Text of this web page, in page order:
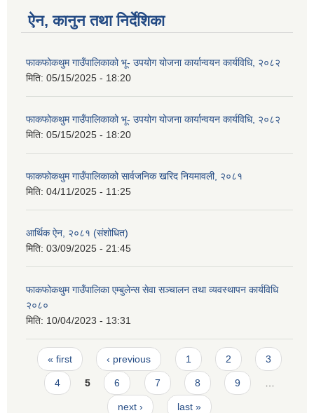
ऐन, कानुन तथा निर्देशिका
फाकफोकथुम गाउँपालिकाको भू- उपयोग योजना कार्यान्वयन कार्यविधि, २०८२
मिति: 05/15/2025 - 18:20
फाकफोकथुम गाउँपालिकाको भू- उपयोग योजना कार्यान्वयन कार्यविधि, २०८२
मिति: 05/15/2025 - 18:20
फाकफोकथुम गाउँपालिकाको सार्वजनिक खरिद नियमावली, २०८१
मिति: 04/11/2025 - 11:25
आर्थिक ऐन, २०८१ (संशोधित)
मिति: 03/09/2025 - 21:45
फाकफोकथुम गाउँपालिका एम्बुलेन्स सेवा सञ्चालन तथा व्यवस्थापन कार्यविधि
२०८०
मिति: 10/04/2023 - 13:31
Pages
« first ‹ previous 1 2 3
4 5 6 7 8 9
next › last »